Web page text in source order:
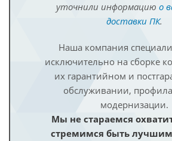
уточнили информацию о
доставки ПК.
Наша компания
исключительно на сборке
их гарантийном и
обслуживании,
модернизации.
Мы не стараемся
стремимся быть